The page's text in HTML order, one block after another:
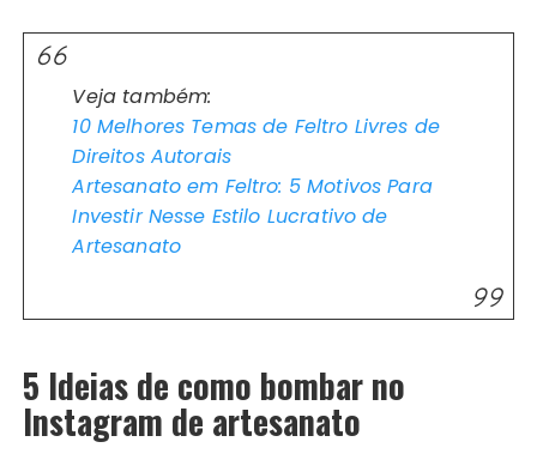
Veja também:
10 Melhores Temas de Feltro Livres de
Direitos Autorais
Artesanato em Feltro: 5 Motivos Para
Investir Nesse Estilo Lucrativo de
Artesanato
5 Ideias de como bombar no
Instagram de artesanato